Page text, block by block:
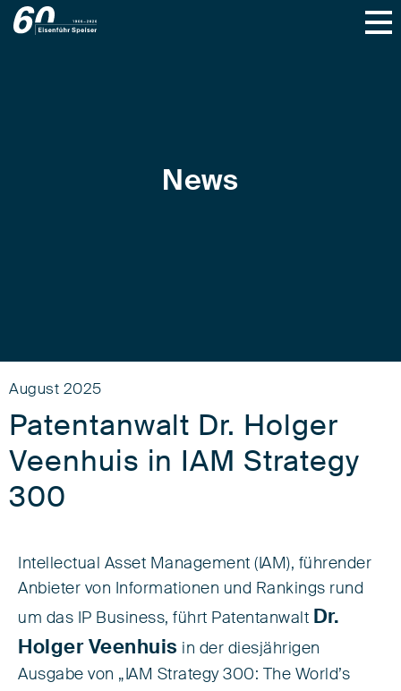
News
August 2025
Patentanwalt Dr. Holger
Veenhuis in IAM Strategy
300
Intellectual Asset Management (IAM), führender
Anbieter von Informationen und Rankings rund
um das IP Business, führt Patentanwalt Dr.
Holger Veenhuis in der diesjährigen
Ausgabe von „IAM Strategy 300: The World’s